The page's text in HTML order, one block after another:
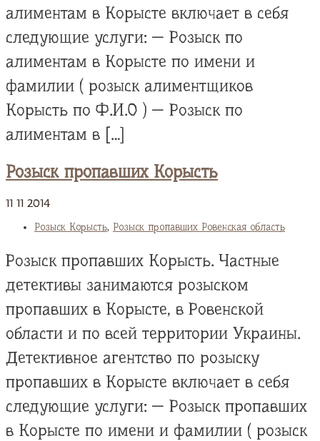
алиментам в Корысте включает в себя
следующие услуги: — Розыск по
алиментам в Корысте по имени и
фамилии ( розыск алиментщиков
Корысть по Ф.И.О ) — Розыск по
алиментам в […]
Розыск пропавших Корысть
11 11 2014
Розыск Корысть, Розыск пропавших Ровенская область
Розыск пропавших Корысть. Частные
детективы занимаются розыском
пропавших в Корысте, в Ровенской
области и по всей территории Украины.
Детективное агентство по розыску
пропавших в Корысте включает в себя
следующие услуги: — Розыск пропавших
в Корысте по имени и фамилии ( розыск